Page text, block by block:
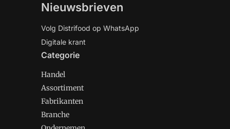
Nieuwsbrieven
Volg Distrifood op WhatsApp
Digitale krant
Categorie
Handel
Assortiment
Fabrikanten
Branche